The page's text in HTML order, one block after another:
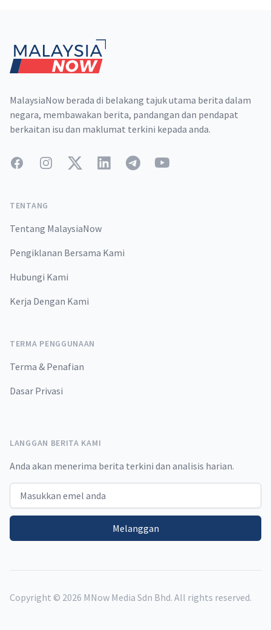
MalaysiaNow berada di belakang tajuk utama berita dalam
negara, membawakan berita, pandangan dan pendapat
berkaitan isu dan maklumat terkini kepada anda.
FacebookInstagramTwitterLinkedInTelegramYouTube
TENTANG
Tentang MalaysiaNow
Pengiklanan Bersama Kami
Hubungi Kami
Kerja Dengan Kami
TERMA PENGGUNAAN
Terma & Penafian
Dasar Privasi
LANGGAN BERITA KAMI
Anda akan menerima berita terkini dan analisis harian.
Email address
Melanggan
Copyright © 2026 MNow Media Sdn Bhd. All rights reserved.